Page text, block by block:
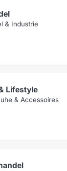
& Industrie
Lifestyle
& Accessoires